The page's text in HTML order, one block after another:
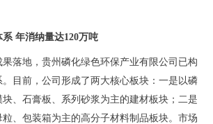
系 年消纳量达120万吨
果落地，贵州磷化绿色环保产业有限公司已构
目前，公司形成了两大核心板块：一是以磷
、石膏板、系列砂浆为主的建材板块；二是
、包装箱为主的高分子材料制品板块。市场